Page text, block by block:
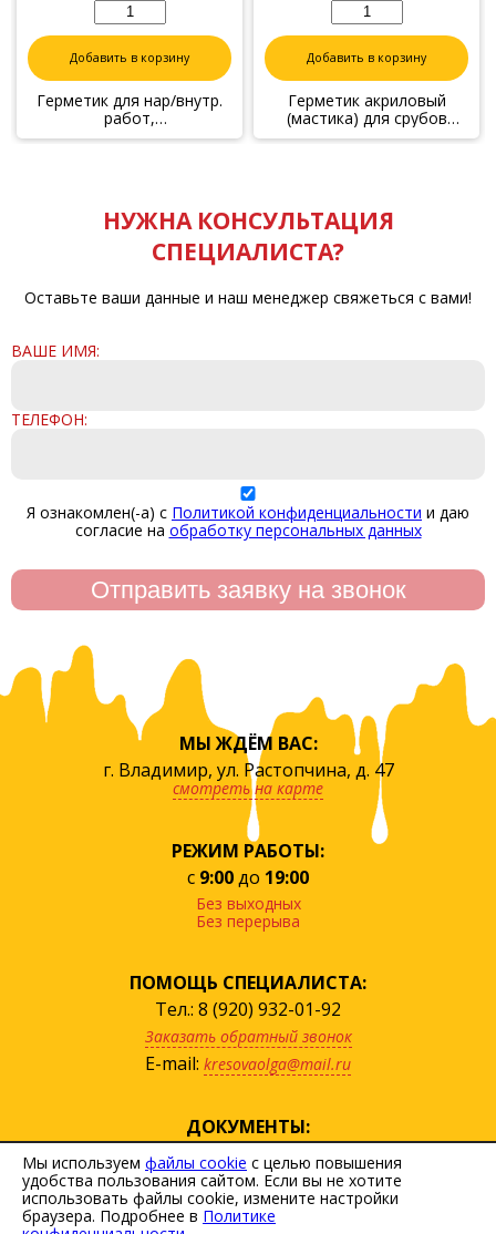
Добавить в корзину
Герметик для нар/внутр.
работ,
силиконизированный
Добавить в корзину
Герметик акриловый
(мастика) для срубов
сосна, 15 кг
НУЖНА КОНСУЛЬТАЦИЯ
СПЕЦИАЛИСТА?
Оставьте ваши данные и наш менеджер свяжеться с вами!
ВАШЕ ИМЯ:
ТЕЛЕФОН:
Я ознакомлен(-а) с Политикой конфиденциальности и даю
согласие на обработку персональных данных
МЫ ЖДЁМ ВАС:
г. Владимир, ул. Растопчина, д. 47
смотреть на карте
РЕЖИМ РАБОТЫ:
с 9:00до 19:00
Без выходных
Без перерыва
ПОМОЩЬ СПЕЦИАЛИСТА:
Тел.: 8 (920) 932-01-92
Заказать обратный звонок
E-mail: kresovaolga@mail.ru
ДОКУМЕНТЫ:
посмотреть прайс
скачать договор
Политика персональных данных
Мы используем файлы cookie с целью повышения
удобства пользования сайтом. Если вы не хотите
использовать файлы cookie, измените настройки
браузера. Подробнее в Политике